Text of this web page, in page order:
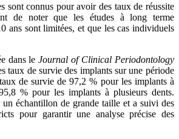
sont connus pour avoir des taux de réussite
de noter que les études à long terme
ans sont limitées, et que les cas individuels
dans leJournal of Clinical Periodontology
taux de survie des implants sur une période
de survie de 97,2 % pour les implants à
% pour les implants à plusieurs dents.
un échantillon de grande taille et a suivi des
pour garantir une analyse précise des